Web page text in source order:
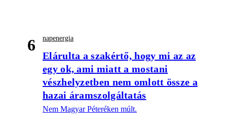
6 napenergia
Elárulta a szakértő, hogy mi az az
egy ok, ami miatt a mostani
vészhelyzetben nem omlott össze a
hazai áramszolgáltatás
Nem Magyar Péteréken múlt.